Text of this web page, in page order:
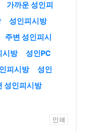
가까운 성인피
성인피시방
주변 성인피시
시방
성인PC
피시방
성인
성인피시방
인쇄